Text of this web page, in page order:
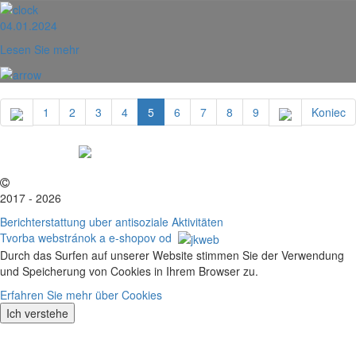
04.01.2024
Lesen Sie mehr
1 2 3 4 5 6 7 8 9 Koniec
2017 - 2026
Berichterstattung uber antisoziale Aktivitäten
Tvorba webstránok a e-shopov od
Durch das Surfen auf unserer Website stimmen Sie der Verwendung
und Speicherung von Cookies in Ihrem Browser zu.
Erfahren Sie mehr über Cookies
Ich verstehe